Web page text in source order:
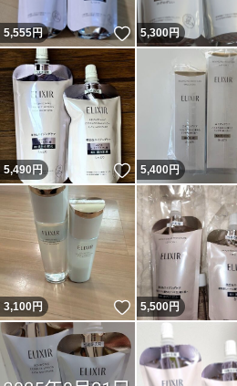
5,555円 いいね！
5,300円
5,490円 いいね！
5,400円
3,100円 いいね！
5,500円